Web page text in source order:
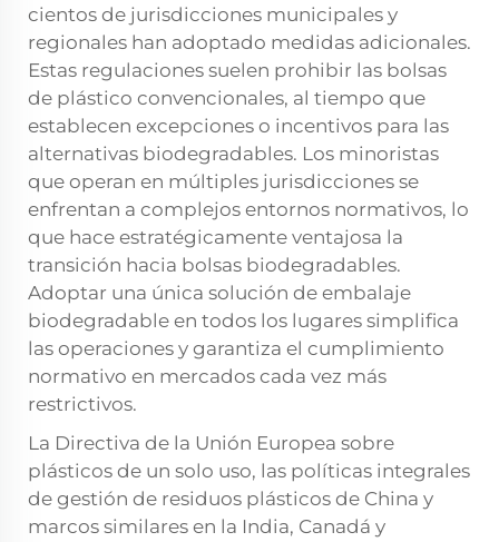
cientos de jurisdicciones municipales y
regionales han adoptado medidas adicionales.
Estas regulaciones suelen prohibir las bolsas
de plástico convencionales, al tiempo que
establecen excepciones o incentivos para las
alternativas biodegradables. Los minoristas
que operan en múltiples jurisdicciones se
enfrentan a complejos entornos normativos, lo
que hace estratégicamente ventajosa la
transición hacia bolsas biodegradables.
Adoptar una única solución de embalaje
biodegradable en todos los lugares simplifica
las operaciones y garantiza el cumplimiento
normativo en mercados cada vez más
restrictivos.
La Directiva de la Unión Europea sobre
plásticos de un solo uso, las políticas integrales
de gestión de residuos plásticos de China y
marcos similares en la India, Canadá y